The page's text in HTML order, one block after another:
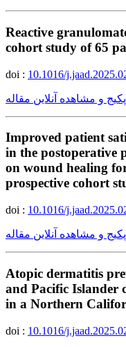
Reactive
cohort study of 65
doi : 10.1016/
و مشاهده آنلاین مقاله
Improved patient
in the postoperative
on wound healing
prospective cohort
doi : 10.1016/
و مشاهده آنلاین مقاله
Atopic dermatitis
and Pacific Islander
in a Northern
doi : 10.1016/